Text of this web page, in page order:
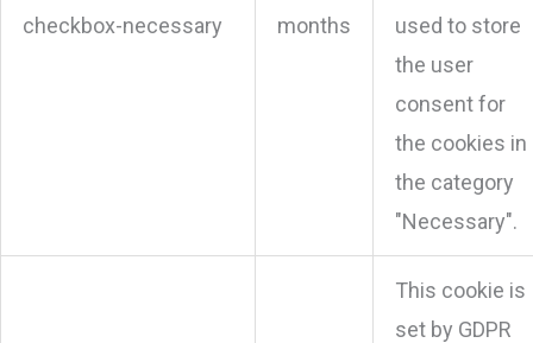
checkbox-necessary
months
used to store
the user
consent for
the cookies in
the category
"Necessary".
This cookie is
set by GDPR